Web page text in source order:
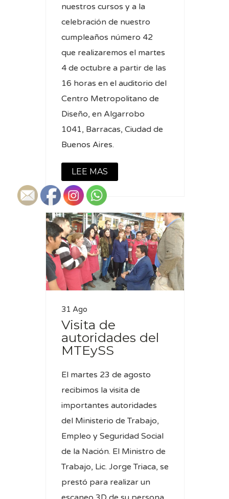
nuestros cursos y a la
celebración de nuestro
cumpleaños número 42
que realizaremos el martes
4 de octubre a partir de las
16 horas en el auditorio del
Centro Metropolitano de
Diseño, en Algarrobo
1041, Barracas, Ciudad de
Buenos Aires.
LEE MAS
31 Ago
Visita de
autoridades del
MTEySS
El martes 23 de agosto
recibimos la visita de
importantes autoridades
del Ministerio de Trabajo,
Empleo y Seguridad Social
de la Nación. El Ministro de
Trabajo, Lic. Jorge Triaca, se
prestó para realizar un